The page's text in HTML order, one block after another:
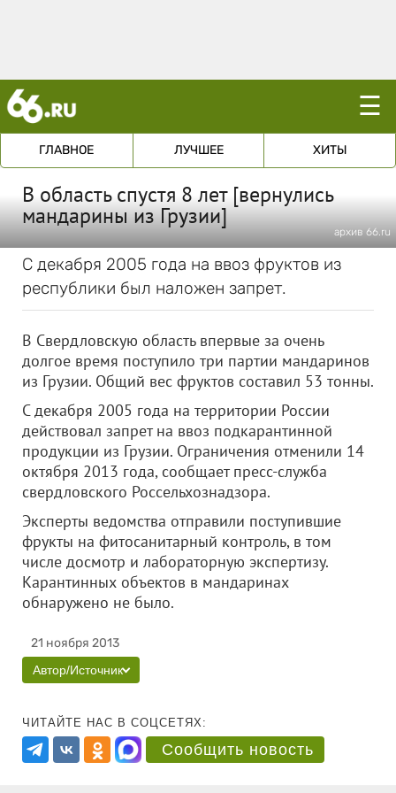
☰
ГЛАВНОЕ ЛУЧШЕЕ ХИТЫ
В область спустя 8 лет [вернулись
мандарины из Грузии]
архив 66.ru
С декабря 2005 года на ввоз фруктов из
республики был наложен запрет.
В Свердловскую область впервые за очень
долгое время поступило три партии мандаринов
из Грузии. Общий вес фруктов составил 53 тонны.
С декабря 2005 года на территории России
действовал запрет на ввоз подкарантинной
продукции из Грузии. Ограничения отменили 14
октября 2013 года, сообщает пресс-служба
свердловского Россельхознадзора.
Эксперты ведомства отправили поступившие
фрукты на фитосанитарный контроль, в том
числе досмотр и лабораторную экспертизу.
Карантинных объектов в мандаринах
обнаружено не было.
21 ноября 2013
Автор/Источник
ЧИТАЙТЕ НАС В СОЦСЕТЯХ:
Сообщить новость